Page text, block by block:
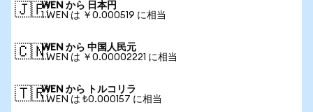
🇯🇵WEN から 日本円
1 WEN は ￥0.000519 に相当
🇨🇳WEN から 中国人民元
1 WEN は ￥0.00002221 に相当
🇹🇷WEN から トルコリラ
1 WEN は ₺0.000157 に相当